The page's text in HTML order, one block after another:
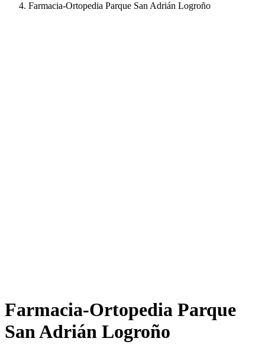
Farmacia-Ortopedia Parque San Adrián Logroño
Farmacia-Ortopedia Parque
San Adrián Logroño